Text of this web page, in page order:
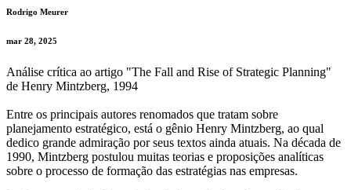
Rodrigo Meurer
mar 28, 2025
Análise crítica ao artigo "The Fall and Rise of Strategic Planning"
de Henry Mintzberg, 1994
Entre os principais autores renomados que tratam sobre
planejamento estratégico, está o gênio Henry Mintzberg, ao qual
dedico grande admiração por seus textos ainda atuais. Na década de
1990, Mintzberg postulou muitas teorias e proposições analíticas
sobre o processo de formação das estratégias nas empresas.